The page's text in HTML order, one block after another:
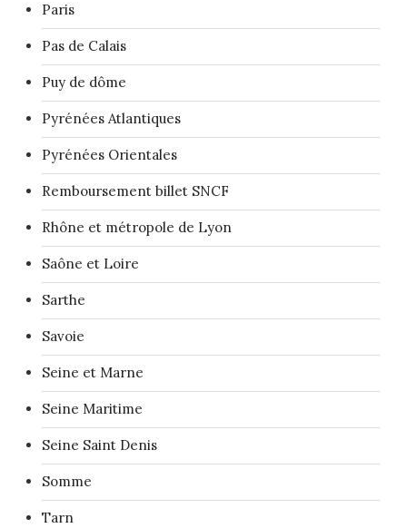
Paris
Pas de Calais
Puy de dôme
Pyrénées Atlantiques
Pyrénées Orientales
Remboursement billet SNCF
Rhône et métropole de Lyon
Saône et Loire
Sarthe
Savoie
Seine et Marne
Seine Maritime
Seine Saint Denis
Somme
Tarn